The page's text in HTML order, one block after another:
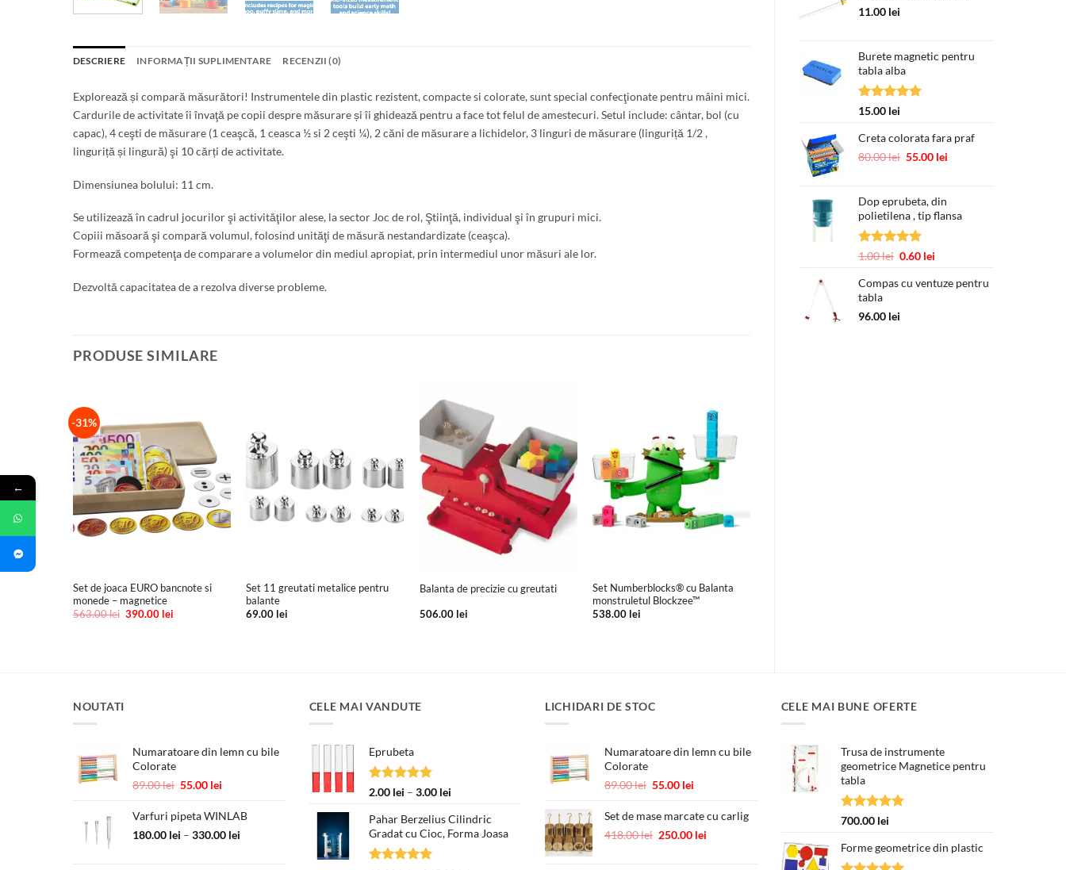
11.00 lei
Burete magnetic pentru
tabla alba
Evaluat la
15.00 lei
Creta colorata fara praf
80.00lei Prețul
fost:
80.00 lei.
55.00 lei
Dop eprubeta, din
polietilena , tip flansa
Evaluat la
1.00lei Prețul
a
1.00 lei.
0.60 lei
este:
Compas cu ventuze pentru
tabla
96.00 lei
DESCRIERE INFORMAȚII SUPLIMENTARE RECENZII (0)
Explorează și compară măsurători! Instrumentele din plastic rezistent, compacte si colorate, sunt special confecţionate pentru mâini mici.
Cardurile de activitate îi învaţă pe copii despre măsurare și îi ghidează pentru a face tot felul de amestecuri. Setul include: cântar, bol (cu
capac), 4 ceşti de măsurare (1 ceaşcă, 1 ceasca ½ si 2 ceşti ¼), 2 căni de măsurare a lichidelor, 3 linguri de măsurare (linguriță 1/2 ,
linguriță și lingură) şi 10 cărți de activitate.
Dimensiunea bolului: 11 cm.
Se utilizează în cadrul jocurilor şi activităţilor alese, la sector Joc de rol, Ştiinţă, individual şi în grupuri mici.
Copiii măsoară şi compară volumul, folosind unităţi de măsură nestandardizate (ceaşca).
Formează competenţa de comparare a volumelor din mediul apropiat, prin intermediul unor măsuri ale lor.
Dezvoltă capacitatea de a rezolva diverse probleme.
PRODUSE SIMILARE
-31%
Set de joaca EURO bancnote si
monede – magnetice
563.00lei Prețul
390.00 leiPrețul
Set 11 greutati metalice pentru
balante
69.00 lei
Balanta de precizie cu greutati
506.00 lei
Set Numberblocks® cu Balanta
monstruletul Blockzee™
538.00 lei
NOUTATI
Numaratoare din lemn cu bile
Colorate
89.00lei Prețul
a
fost:
55.00 lei
este:
55.00 lei.
Varfuri pipeta WINLAB
180.00 lei – 330.00 lei
CELE MAI VANDUTE
Eprubeta
Evaluat la
2.00 lei – 3.00 leiInterval
prețuri:
2.00 lei
Pahar Berzelius Cilindric
Gradat cu Cioc, Forma Joasa
LICHIDARI DE STOC
Numaratoare din lemn cu bile
Colorate
89.00lei Prețul
a
fost:
55.00 lei
este:
55.00 lei.
Set de mase marcate cu carlig
418.00lei Prețul
250.00 lei
CELE MAI BUNE OFERTE
Trusa de instrumente
geometrice Magnetice pentru
tabla
Evaluat la
700.00 lei
Forme geometrice din plastic
←